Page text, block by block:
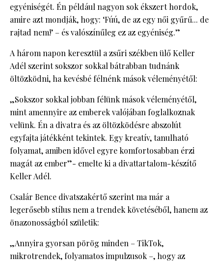
egyéniségét. Én például nagyon sok ékszert hordok,
amire azt mondják, hogy: ‘Fúú, de az egy női gyűrű... de
rajtad nem!’ – és valószínűleg ez az egyéniség.”
A három napon keresztül a zsűri székben ülő Keller
Adél szerint sokszor sokkal bátrabban tudnánk
öltözködni, ha kevésbé félnénk mások véleményétől:
„Sokszor sokkal jobban félünk mások véleményétől,
mint amennyire az emberek valójában foglalkoznak
velünk. Én a divatra és az öltözködésre abszolút
egyfajta játékként tekintek. Egy kreatív, tanulható
folyamat, amiben idővel egyre komfortosabban érzi
magát az ember”- emelte ki a divattartalom-készítő
Keller Adél.
Csalár Bence divatszakértő szerint ma már a
legerősebb stílus nem a trendek követéséből, hanem az
önazonosságból születik:
„Annyira gyorsan pörög minden – TikTok,
mikrotrendek, folyamatos impulzusok –, hogy az